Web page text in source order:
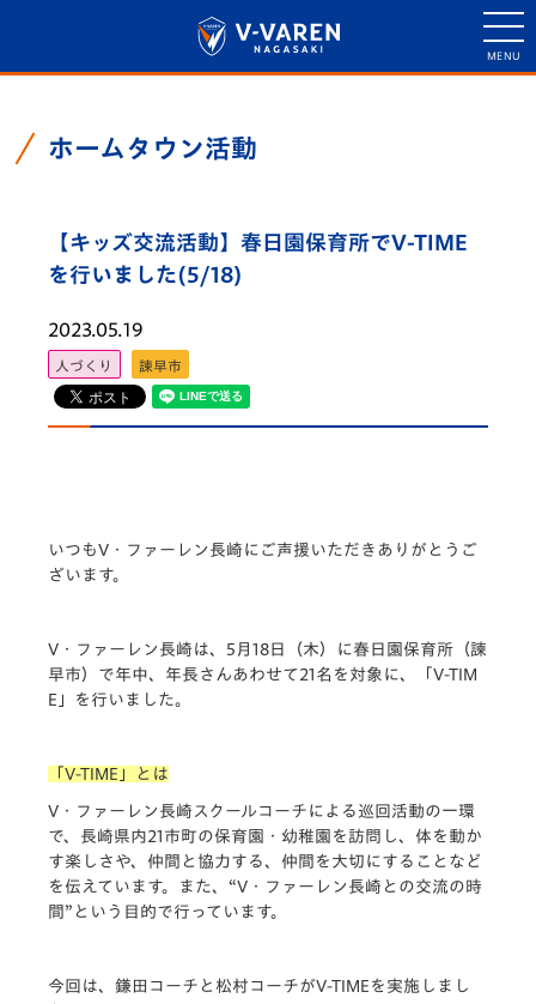
ホームタウン活動
【キッズ交流活動】春日園保育所でV-TIME
を行いました(5/18)
2023.05.19
人づくり 諫早市
いつもV・ ファーレン長崎にご声援いただきありがとうご
ざいます。
V・ファーレン長崎は、5月18日（木）に春日園保育所（諫
早市）で年中、年長さんあわせて21名を対象に、「V-TIM
E」を行いました。
「V-TIME」とは
V・ファーレン長崎スクールコーチによる巡回活動の一環
で、 長崎県内21市町の保育園・幼稚園を訪問し、 体を動か
す楽しさや、仲間と協力する、 仲間を大切にすることなど
を伝えています。また、“V・ ファーレン長崎との交流の時
間”という目的で行っています。
今回は、鎌田コーチと松村コーチがV-TIMEを実施しまし